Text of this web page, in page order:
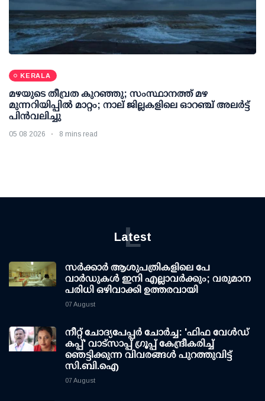
KERALA
മഴയുടെ തീവ്രത കുറഞ്ഞു; സംസ്ഥാനത്ത് മഴ
മുന്നറിയിപ്പിൽ മാറ്റം; നാല് ജില്ലകളിലെ ഓറഞ്ച് അലർട്ട്
പിൻവലിച്ചു
05 08 2026 8 mins read
Latest
L
സര്‍ക്കാര്‍ ആശുപത്രികളിലെ പേ
വാര്‍ഡുകള്‍ ഇനി എല്ലാവര്‍ക്കും; വരുമാന
പരിധി ഒഴിവാക്കി ഉത്തരവായി
07 August
നീറ്റ് ചോദ്യപേപ്പര്‍ ചോര്‍ച്ച: 'ഫിഫ വേള്‍ഡ്
കപ്പ്' വാട്സാപ്പ് ഗ്രൂപ്പ് കേന്ദ്രീകരിച്ച്
ഞെട്ടിക്കുന്ന വിവരങ്ങള്‍ പുറത്തുവിട്ട്
സി.ബി.ഐ
07 August